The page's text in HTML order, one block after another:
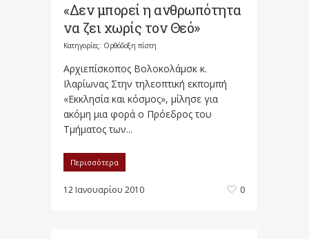
«Δεν μπορεί η ανθρωπότητα
να ζει χωρίς τον Θεό»
Κατηγορίες: Ορθόδοξη πίστη
Αρχιεπίσκοπος Βολοκολάμσκ κ.
Ιλαρίωνας Στην τηλεοπτική εκπομπή
«Εκκλησία και κόσμος», μίλησε για
ακόμη μια φορά ο Πρόεδρος του
Τμήματος των...
Περισσότερα
12 Ιανουαρίου 2010 0